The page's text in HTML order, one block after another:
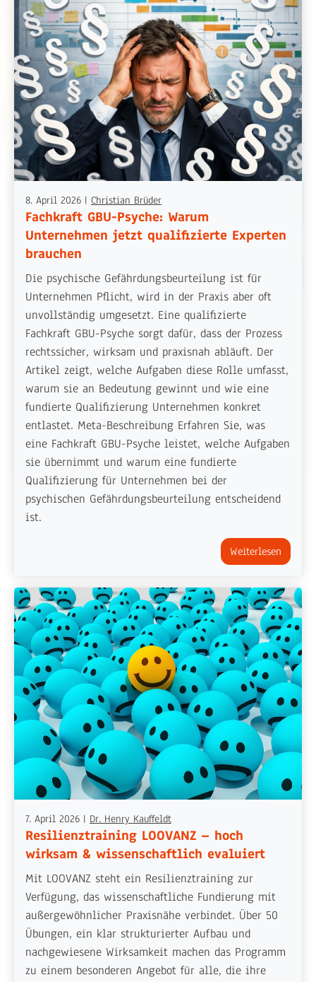
8. April 2026 | Christian Brüder
Fachkraft GBU-Psyche: Warum
Unternehmen jetzt qualifizierte Experten
brauchen
Die psychische Gefährdungsbeurteilung ist für
Unternehmen Pflicht, wird in der Praxis aber oft
unvollständig umgesetzt. Eine qualifizierte
Fachkraft GBU-Psyche sorgt dafür, dass der Prozess
rechtssicher, wirksam und praxisnah abläuft. Der
Artikel zeigt, welche Aufgaben diese Rolle umfasst,
warum sie an Bedeutung gewinnt und wie eine
fundierte Qualifizierung Unternehmen konkret
entlastet. Meta-Beschreibung Erfahren Sie, was
eine Fachkraft GBU-Psyche leistet, welche Aufgaben
sie übernimmt und warum eine fundierte
Qualifizierung für Unternehmen bei der
psychischen Gefährdungsbeurteilung entscheidend
ist.
Weiterlesen
7. April 2026 | Dr. Henry Kauffeldt
Resilienztraining LOOVANZ – hoch
wirksam & wissenschaftlich evaluiert
Mit LOOVANZ steht ein Resilienztraining zur
Verfügung, das wissenschaftliche Fundierung mit
außergewöhnlicher Praxisnähe verbindet. Über 50
Übungen, ein klar strukturierter Aufbau und
nachgewiesene Wirksamkeit machen das Programm
zu einem besonderen Angebot für alle, die ihre